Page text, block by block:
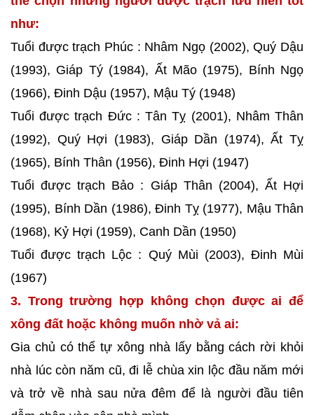
như:
Tuổi được trạch Phúc : Nhâm Ngọ (2002), Quý Dậu
(1993), Giáp Tý (1984), Ất Mão (1975), Bính Ngọ
(1966), Đinh Dậu (1957), Mậu Tý (1948)
Tuổi được trạch Đức : Tân Tỵ (2001), Nhâm Thân
(1992), Quý Hợi (1983), Giáp Dần (1974), Ất Tỵ
(1965), Bính Thân (1956), Đinh Hợi (1947)
Tuổi được trạch Bảo : Giáp Thân (2004), Ất Hợi
(1995), Bính Dần (1986), Đinh Tỵ (1977), Mậu Thân
(1968), Kỷ Hợi (1959), Canh Dần (1950)
Tuổi được trạch Lộc : Quý Mùi (2003), Đinh Mùi
(1967)
3. Trong trường hợp không chọn được ai để
xông đất hoặc không muốn nhờ vả ai:
Gia chủ có thể tự xông nhà lấy bằng cách rời khỏi
nhà lúc còn năm cũ, đi lễ chùa xin lộc đầu năm mới
và trở về nhà sau nửa đêm để là người đầu tiên